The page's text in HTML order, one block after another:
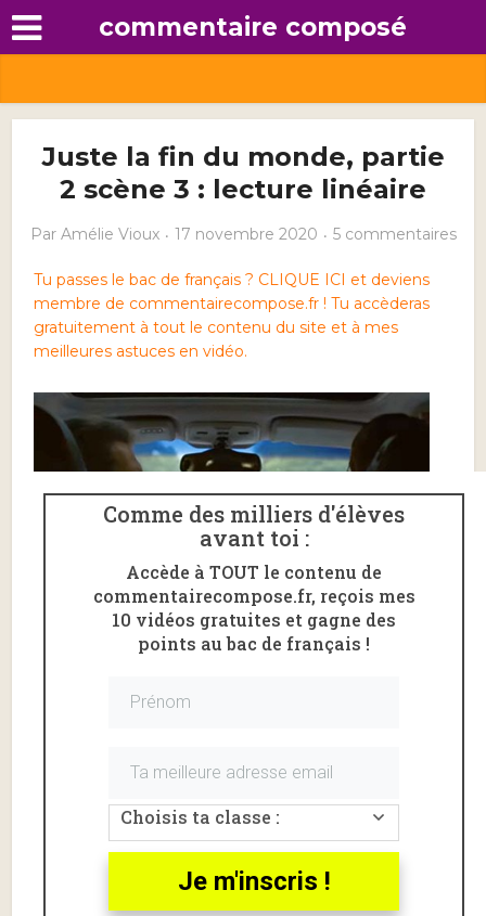
commentaire composé
Juste la fin du monde, partie
2 scène 3 : lecture linéaire
Par Amélie Vioux 17 novembre 2020 5 commentaires
Tu passes le bac de français ? CLIQUE ICI et deviens
membre de commentairecompose.fr ! Tu accèderas
gratuitement à tout le contenu du site et à mes
meilleures astuces en vidéo.
commentaire linéairede lapartie 2 scène
La scène est analysée ici en intégralité.
Juste la fin du monde, partie 2
contemporains les plus joués en France.
Comme des milliers d'élèves
avant toi :
Accède à TOUT le contenu de
commentairecompose.fr, reçois mes
10 vidéos gratuites et gagne des
points au bac de français !
Choisis ta classe :
Je m'inscris !